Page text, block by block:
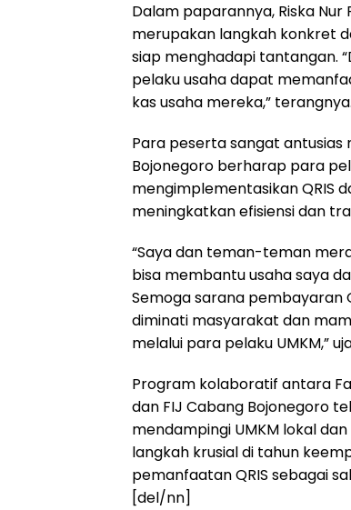
Dalam paparannya, Riska
merupakan langkah konkret
siap menghadapi tantangan.
pelaku usaha dapat
kas usaha mereka,” terangnya.
Para peserta sangat antusias
Bojonegoro berharap para
mengimplementasikan QRIS
meningkatkan efisiensi dan
“Saya dan teman-teman
bisa membantu usaha saya
Semoga sarana pembayaran
diminati masyarakat dan
melalui para pelaku UMKM,”
Program kolaboratif antara
dan FIJ Cabang Bojonegoro
mendampingi UMKM lokal
langkah krusial di tahun
pemanfaatan QRIS sebagai
[del/nn]